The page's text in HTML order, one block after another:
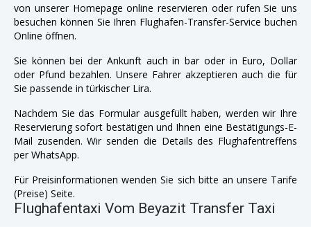
von unserer Homepage online reservieren oder rufen Sie uns
besuchen können Sie Ihren Flughafen-Transfer-Service buchen
Online öffnen.
Sie können bei der Ankunft auch in bar oder in Euro, Dollar
oder Pfund bezahlen. Unsere Fahrer akzeptieren auch die für
Sie passende in türkischer Lira.
Nachdem Sie das Formular ausgefüllt haben, werden wir Ihre
Reservierung sofort bestätigen und Ihnen eine Bestätigungs-E-
Mail zusenden. Wir senden die Details des Flughafentreffens
per WhatsApp.
Für Preisinformationen wenden Sie sich bitte an unsere Tarife
(Preise) Seite.
Flughafentaxi Vom Beyazit Transfer Taxi